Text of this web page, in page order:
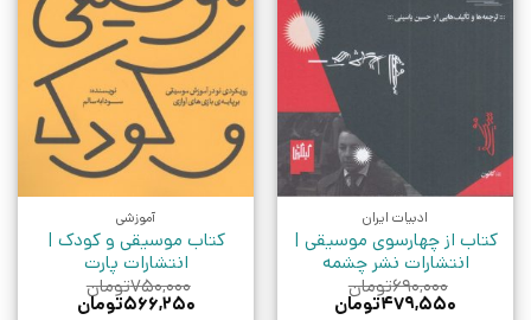
ادبیات ایران
کتاب از چهارسوی موسیقی |
انتشارات نشر چشمه
۶۹۰,۰۰۰تومان
قیمت
۴۷۹,۵۵۰تومان
آموزشی
کتاب موسیقی و کودک |
انتشارات پارت
۷۵۰,۰۰۰تومان
قیمت
۵۶۶,۲۵۰تومان